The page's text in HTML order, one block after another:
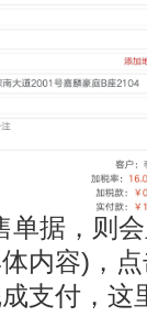
单据，则
内容)，
支付，这